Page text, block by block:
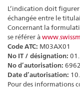
L’indication doit
échangée entre le
Concernant la
se référer à
Code ATC: M03AX01
No IT / désignation:
No d’autorisation:
Date d’autorisation:
Pour des informations